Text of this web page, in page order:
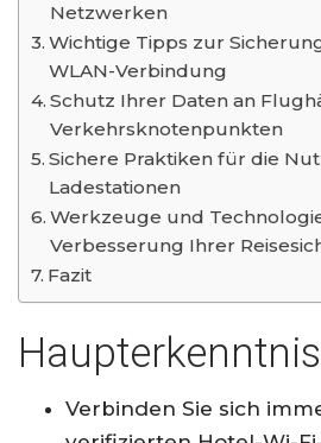
Netzwerken
Wichtige Tipps zur
WLAN-Verbindung
Schutz Ihrer Daten an
Verkehrsknotenpunkten
Sichere Praktiken für die
Ladestationen
Werkzeuge und
Verbesserung Ihrer
Fazit
Verbinden Sie sich